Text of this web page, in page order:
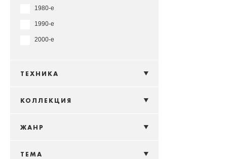
1980-е
1990-е
2000-е
ТЕХНИКА
КОЛЛЕКЦИЯ
ЖАНР
ТЕМА